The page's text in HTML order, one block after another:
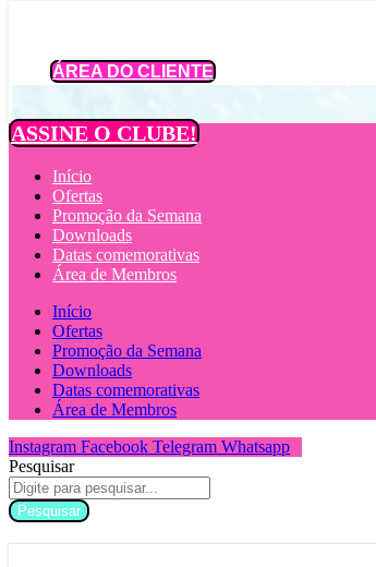
conteúdoÁREA DO CLIENTE
ASSINE O CLUBE!
Início
Ofertas
Promoção da Semana
Downloads
Datas comemorativas
Área de Membros
Início
Ofertas
Promoção da Semana
Downloads
Datas comemorativas
Área de Membros
Instagram Facebook Telegram Whatsapp
Pesquisar
Pesquisar